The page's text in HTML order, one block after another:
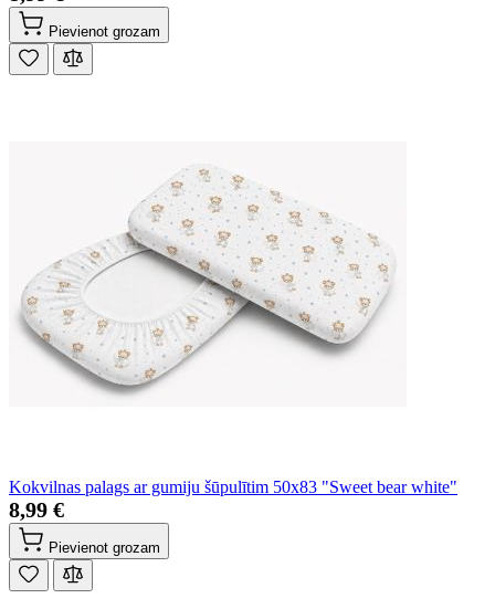
Pievienot grozam
Kokvilnas palags ar gumiju šūpulītim 50x83 "Sweet bear white"
8,99 €
Pievienot grozam